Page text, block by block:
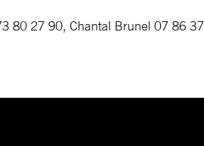
80 27 90, Chantal Brunel 07 86